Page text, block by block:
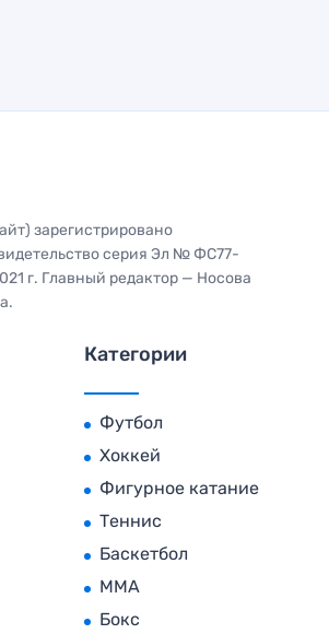
зарегистрировано
серия Эл № ФС77-
г. Главный редактор — Носова
Категории
Футбол
Хоккей
Фигурное катание
Теннис
Баскетбол
MMA
Бокс